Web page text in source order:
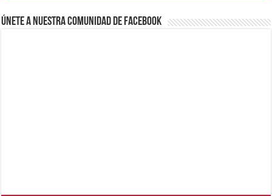
Únete a nuestra comunidad de Facebook